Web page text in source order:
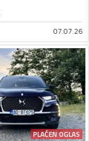
07.07.26
PLAĆEN OGLAS